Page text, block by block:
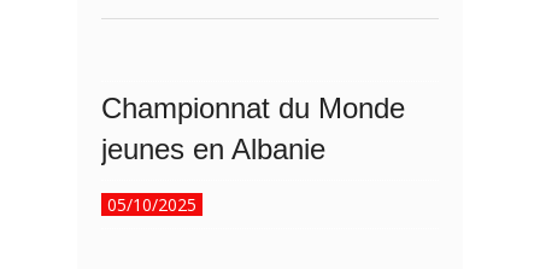
Championnat du Monde
jeunes en Albanie
05/10/2025